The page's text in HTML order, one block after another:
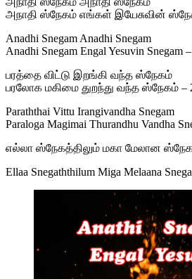
அநாதி ஸ்நேகம் எங்கள் இயேசுவின்
Anadhi Snegam Anadhi Snegam
Anadhi Snegam Engal Yesuvin Snegam
பரத்தை விட்டு இறங்கி வந்த ஸ்நேகம்
பரலோக மகிமை துறந்து வந்த ஸ்நேகம் –
Paraththai Vittu Irangivandha Snegam
Paraloga Magimai Thurandhu Vandha
எல்லா ஸ்நேகத்திலும் மகா மேலான
Ellaa Snegaththilum Miga Melaana